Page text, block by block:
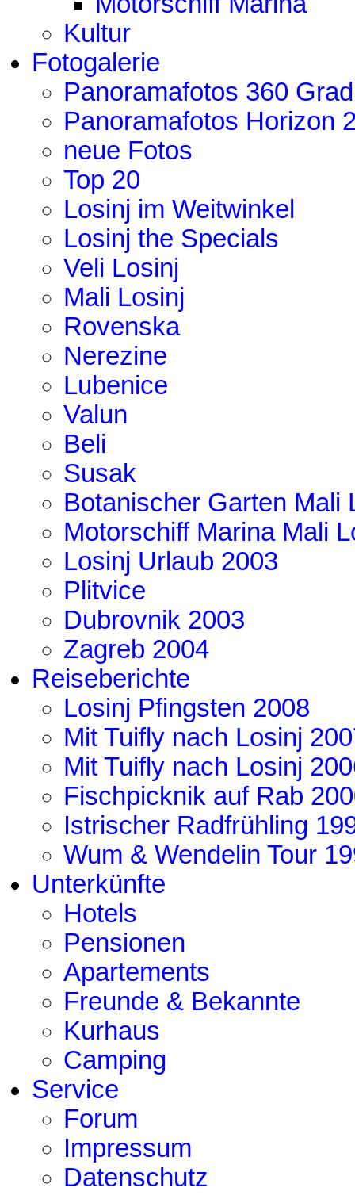
Kultur
Fotogalerie
Panoramafotos 360 Grad
Panoramafotos Horizon
neue Fotos
Top 20
Losinj im Weitwinkel
Losinj the Specials
Veli Losinj
Mali Losinj
Rovenska
Nerezine
Lubenice
Valun
Beli
Susak
Botanischer Garten Mali
Motorschiff Marina Mali
Losinj Urlaub 2003
Plitvice
Dubrovnik 2003
Zagreb 2004
Reiseberichte
Losinj Pfingsten 2008
Mit Tuifly nach Losinj
Mit Tuifly nach Losinj
Fischpicknik auf Rab
Istrischer Radfrühling
Wum & Wendelin Tour
Unterkünfte
Hotels
Pensionen
Apartements
Freunde & Bekannte
Kurhaus
Camping
Service
Forum
Impressum
Datenschutz